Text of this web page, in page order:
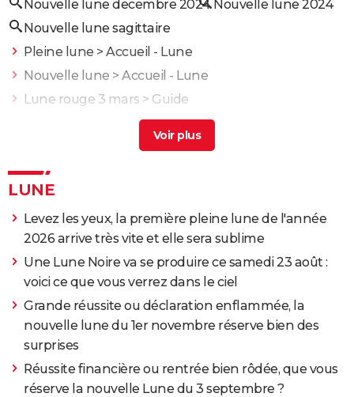
Nouvelle lune decembre 2024 Nouvelle lune 2024
Nouvelle lune sagittaire
Pleine lune > Accueil - Lune
Nouvelle lune > Accueil - Lune
Lune rouge 3 mars > Guide
> Accueil - Lune
Nouvelle lune juin 2025
> Guide
LUNE
Levez les yeux, la première pleine lune de l'année
2026 arrive très vite et elle sera sublime
Une Lune Noire va se produire ce samedi 23 août :
voici ce que vous verrez dans le ciel
Grande réussite ou déclaration enflammée, la
nouvelle lune du 1er novembre réserve bien des
surprises
Réussite financière ou rentrée bien rôdée, que vous
réserve la nouvelle Lune du 3 septembre ?